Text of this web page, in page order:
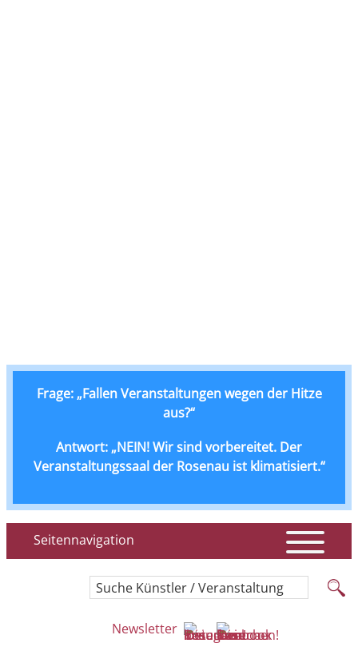
Frage: „Fallen Veranstaltungen wegen der Hitze
aus?“
Antwort: „NEIN! Wir sind vorbereitet. Der
Veranstaltungssaal der Rosenau ist klimatisiert.“
Seitennavigation
Suche Künstler / Veranstaltung
Newsletter